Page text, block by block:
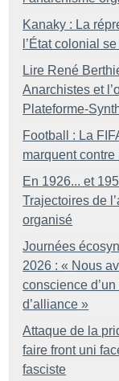
Kanaky : La
l’État colonial
Lire René
Anarchistes et
Plateforme-
Football : La
marquent contre
En 1926... et
Trajectoires de
organisé
Journées
2026 : « Nous
conscience
d’alliance »
Attaque de la
faire front uni
fasciste